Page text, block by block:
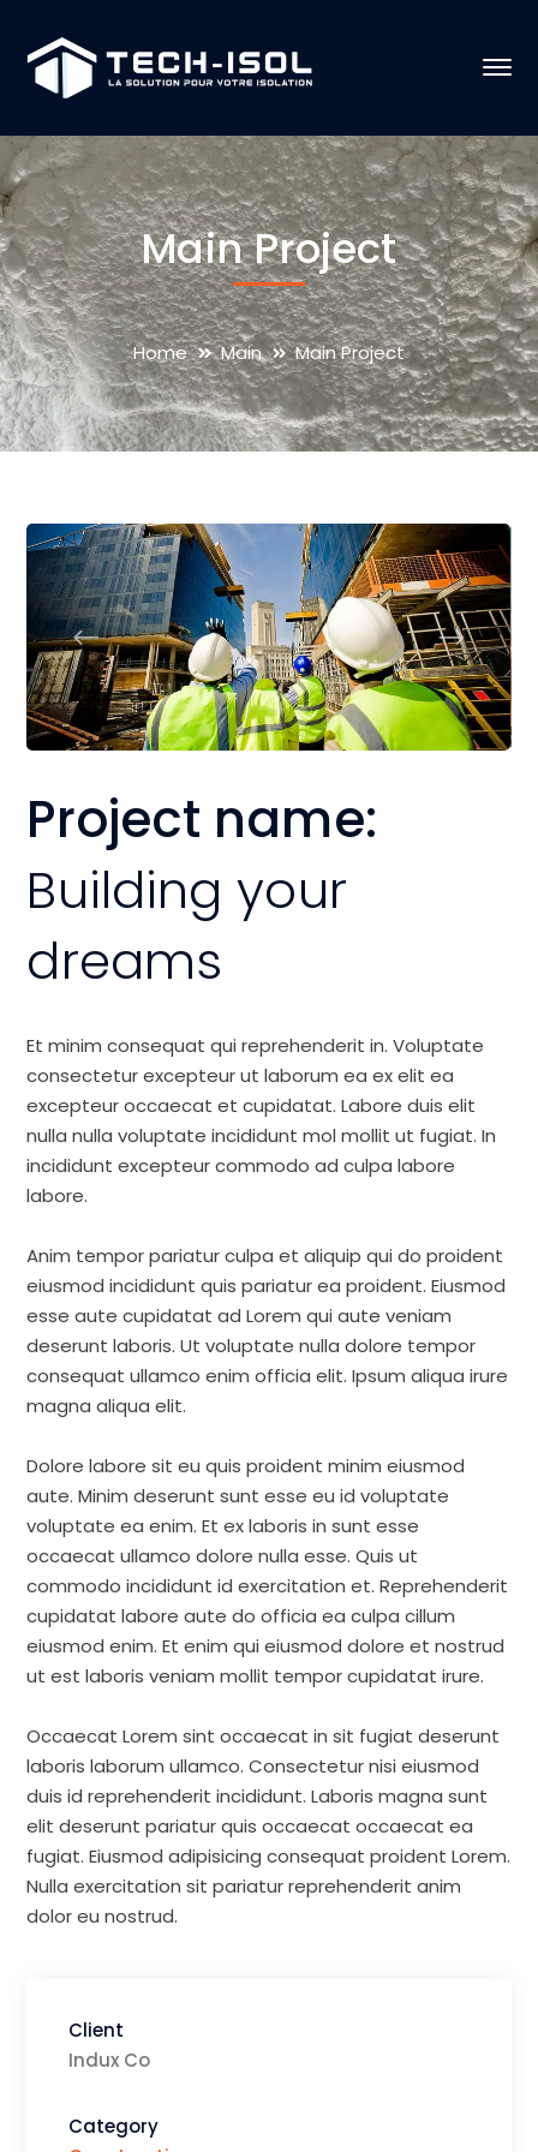
Main Project
Home Main Main Project
Project name:
Building your
dreams
Et minim consequat qui reprehenderit in. Voluptate
consectetur excepteur ut laborum ea ex elit ea
excepteur occaecat et cupidatat. Labore duis elit
nulla nulla voluptate incididunt mol mollit ut fugiat. In
incididunt excepteur commodo ad culpa labore
labore.
Anim tempor pariatur culpa et aliquip qui do proident
eiusmod incididunt quis pariatur ea proident. Eiusmod
esse aute cupidatat ad Lorem qui aute veniam
deserunt laboris. Ut voluptate nulla dolore tempor
consequat ullamco enim officia elit. Ipsum aliqua irure
magna aliqua elit.
Dolore labore sit eu quis proident minim eiusmod
aute. Minim deserunt sunt esse eu id voluptate
voluptate ea enim. Et ex laboris in sunt esse
occaecat ullamco dolore nulla esse. Quis ut
commodo incididunt id exercitation et. Reprehenderit
cupidatat labore aute do officia ea culpa cillum
eiusmod enim. Et enim qui eiusmod dolore et nostrud
ut est laboris veniam mollit tempor cupidatat irure.
Occaecat Lorem sint occaecat in sit fugiat deserunt
laboris laborum ullamco. Consectetur nisi eiusmod
duis id reprehenderit incididunt. Laboris magna sunt
elit deserunt pariatur quis occaecat occaecat ea
fugiat. Eiusmod adipisicing consequat proident Lorem.
Nulla exercitation sit pariatur reprehenderit anim
dolor eu nostrud.
Client
Indux Co
Category